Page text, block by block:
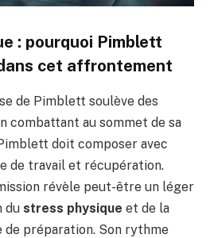
: pourquoi Pimblett
cet affrontement
de Pimblett soulève des
combattant au sommet de sa
doit composer avec
de travail et récupération.
révèle peut-être un léger
du stress physique et de la
de préparation. Son rythme